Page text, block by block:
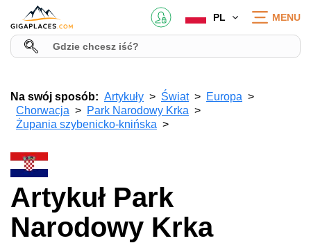
PL MENU
Na swój sposób: Artykuły Świat
Europa
Chorwacja
Park Narodowy Krka
Żupania szybenicko-knińska
Artykuł Park
Narodowy Krka